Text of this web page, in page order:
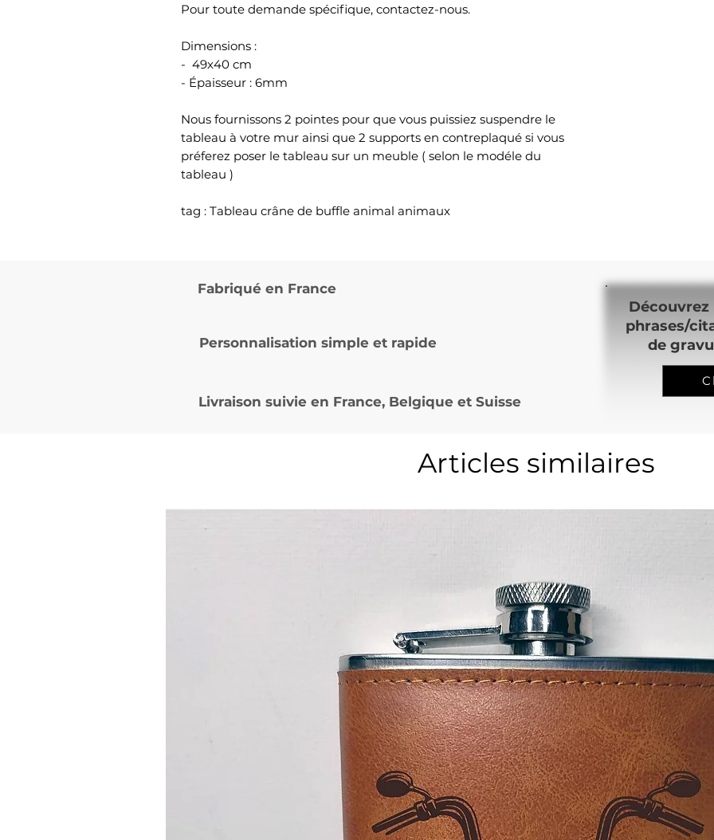
Pour toute demande spécifique, contactez-nous.
Dimensions :
- 49x40 cm
- Épaisseur : 6mm
Nous fournissons 2 pointes pour que vous puissiez suspendre le
tableau à votre mur ainsi que 2 supports en contreplaqué si vous
préferez poser le tableau sur un meuble ( selon le modéle du
tableau )
tag : Tableau crâne de buffle animal animaux
Fabriqué en France
Personnalisation simple et rapide
Livraison suivie en France, Belgique et Suisse
phrases/
de
Articles similaires